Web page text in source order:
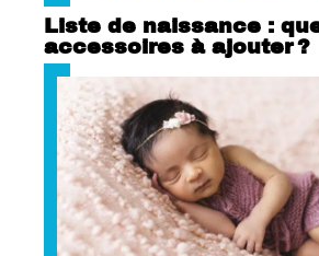
Liste de naissance :
accessoires à ajouter ?